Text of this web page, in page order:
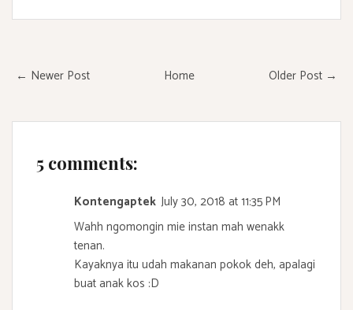
← Newer Post Older Post →
Home
5 comments:
Kontengaptek July 30, 2018 at 11:35 PM
Wahh ngomongin mie instan mah wenakk
tenan.
Kayaknya itu udah makanan pokok deh, apalagi
buat anak kos :D